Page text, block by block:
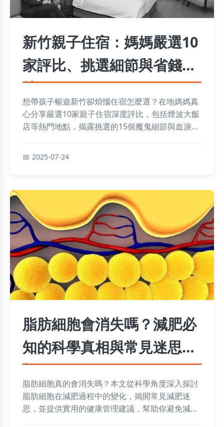
新竹親子住宿：媽媽嚴選10
家評比、挑選細節與省錢秘
技
想帶孩子暢遊新竹卻煩惱住宿怎麼選？在地媽媽真
心分享嚴選10家親子住宿深度評比，包括煙波大飯
店等熱門地點，揭露挑選的15個魔鬼細節與血淚教
2025-07-24
脂肪細胞會消失嗎？減肥必
知的科學真相與常見迷思解
析
脂肪細胞真的會消失嗎？本文從科學角度深入探討
脂肪細胞在減肥過程中的變化，揭開常見減肥迷
思，並提供實用的健康管理建議，幫助你避免減肥